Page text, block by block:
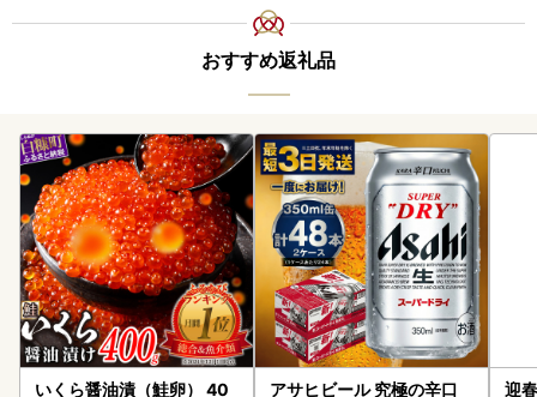
おすすめ返礼品
いくら醤油漬（鮭卵） 40
アサヒビール 究極の辛口
迎